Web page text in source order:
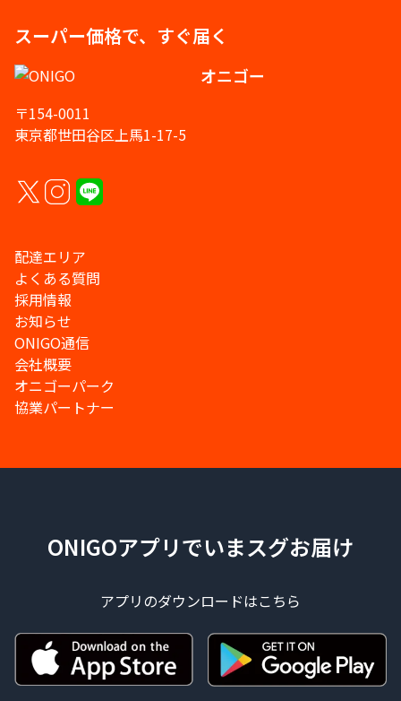
スーパー価格で、すぐ届く
オニゴー
〒154-0011
東京都世田谷区上馬1-17-5
配達エリア
よくある質問
採用情報
お知らせ
ONIGO通信
会社概要
オニゴーパーク
協業パートナー
ONIGOアプリでいまスグお届け
アプリのダウンロードはこちら